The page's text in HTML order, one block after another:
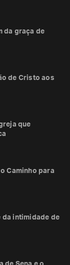
da graça de
de Cristo aos
que
Caminho para
da intimidade de